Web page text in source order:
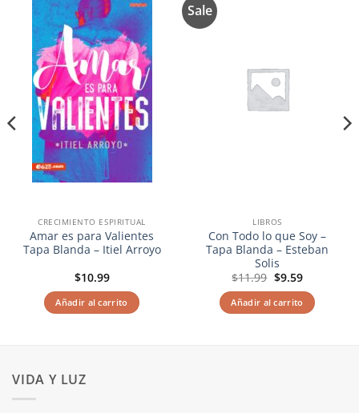
Añadir
deseos
CRECIMIENTO ESPIRITUAL
Amar es para Valientes
Tapa Blanda – Itiel Arroyo
$10.99
Añadir al carrito
Sale
LIBROS
Con Todo lo que Soy –
Tapa Blanda – Esteban
Solis
$11.99 El
original
era:
$11.99.
$9.59El
actual
es:
$9.59.
Añadir al carrito
VIDA Y LUZ